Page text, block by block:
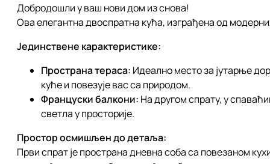
Добродошли у ваш нови дом из снова!
Ова елегантна двоспратна кућа, изграђена од
Јединствене карактеристике:
Пространа тераса: Идеално место за јутарње
куће и повезује вас са природом.
Француски балкони: На другом спрату, у
светла у просторије.
Простор осмишљен до детаља:
Први спрат је пространа дневна соба са повезаном